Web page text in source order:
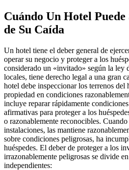
Cuándo Un Hotel Puede
de Su Caída
Un hotel tiene el deber general de
operar su negocio y proteger a los
considerado un «invitado» según la ley
locales, tiene derecho legal a una gran
hotel debe inspeccionar los terrenos del
propiedad en condiciones
incluye reparar rápidamente
afirmativas para proteger a los
o razonablemente reconocibles.
instalaciones, las mantiene
sobre condiciones peligrosas, ha
huéspedes. El deber de proteger a los
irrazonablemente peligrosas se divide
independientes: